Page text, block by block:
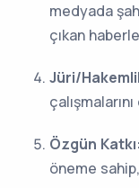
medyada
çıkan
Jüri/
Özgün Katkı:
öneme